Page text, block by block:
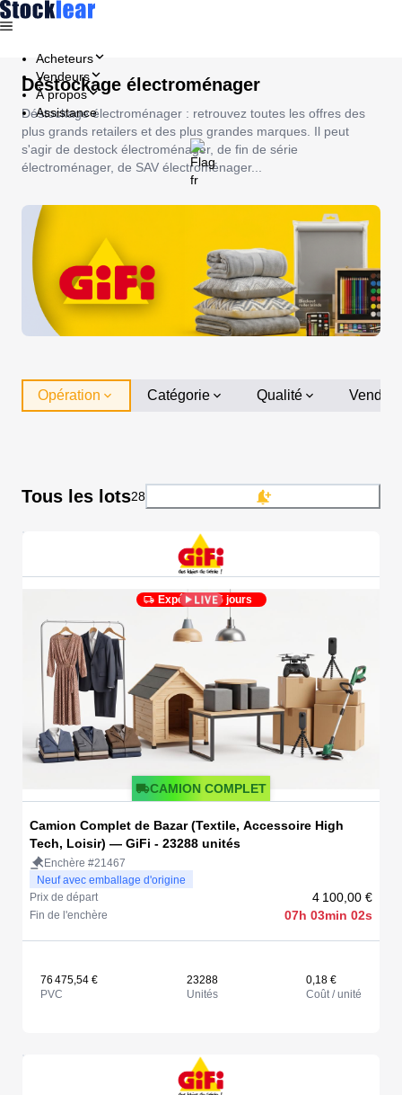
Acheteurs
Vendeurs
À propos
Assistance
Déstockage électroménager
Déstockage électroménager : retrouvez toutes les offres des
plus grands retailers et des plus grandes marques. Il peut
s'agir de destock électroménager, de fin de série
électroménager, de SAV électroménager...
Opération Catégorie Qualité Vendeur
Tous les lots28
Expédié en 5 jours
CAMION COMPLET
Camion Complet de Bazar (Textile, Accessoire High
Tech, Loisir) — GiFi - 23288 unités
Enchère #21467
Neuf avec emballage d'origine
Prix de départ
4 100,00 €
Fin de l'enchère 07h 03min 02s
76 475,54 €
PVC
23288
Unités
0,18 €
Coût / unité